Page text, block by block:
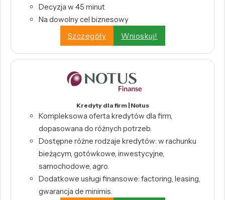
Decyzja w 45 minut
Na dowolny cel biznesowy
Szczegóły
Wnioskuj!
Kredyty dla firm | Notus
Kompleksowa oferta kredytów dla firm,
dopasowana do różnych potrzeb.
Dostępne różne rodzaje kredytów: w rachunku
bieżącym, gotówkowe, inwestycyjne,
samochodowe, agro.
Dodatkowe usługi finansowe: factoring, leasing,
gwarancja de minimis.